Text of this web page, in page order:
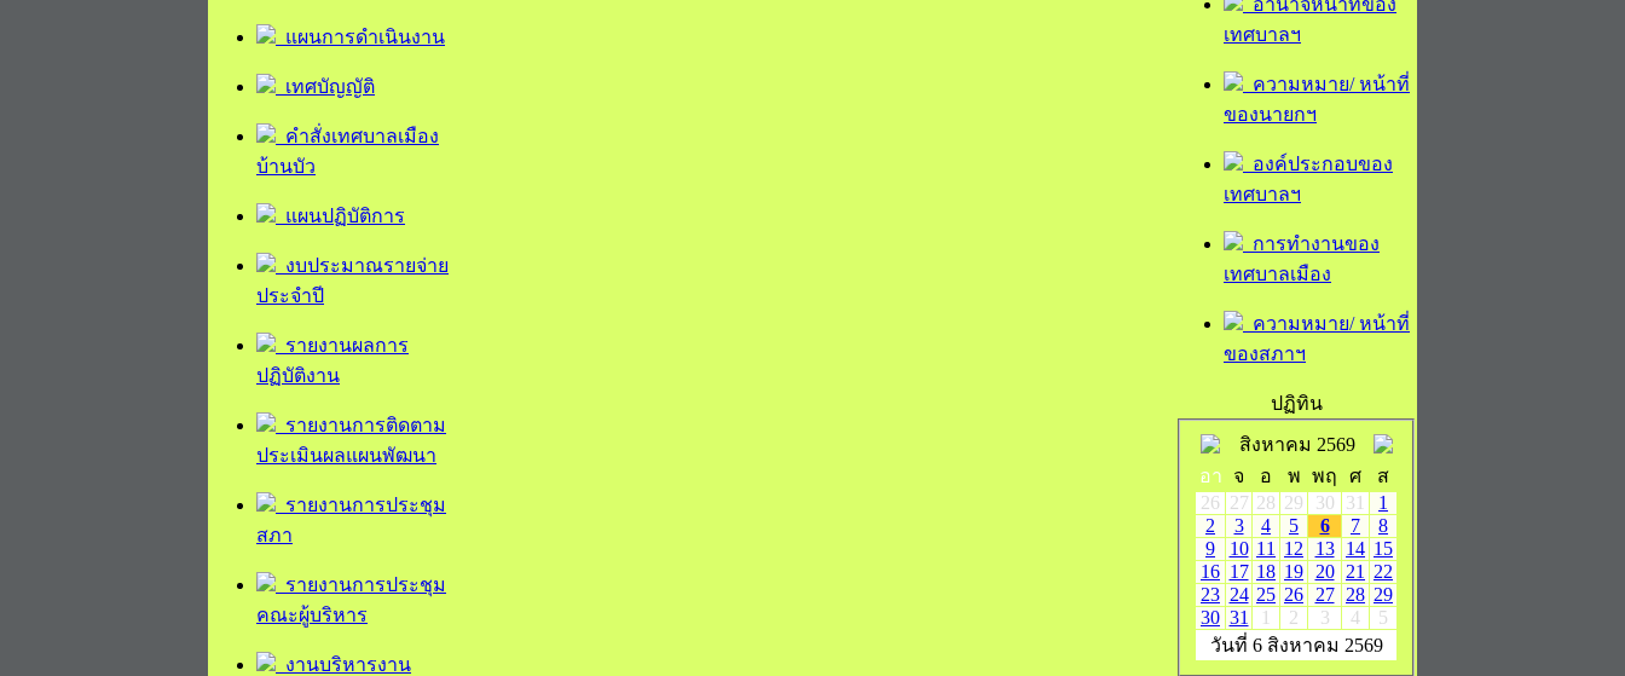
แผนการดำเนินงาน
เทศบัญญัติ
คำสั่งเทศบาลเมือง
บ้านบัว
แผนปฏิบัติการ
งบประมาณรายจ่าย
ประจำปี
รายงานผลการ
ปฏิบัติงาน
รายงานการติดตาม
ประเมินผลแผนพัฒนา
รายงานการประชุม
สภา
รายงานการประชุม
คณะผู้บริหาร
งานบริหารงาน
อำนาจหน้าที่ของ
เทศบาลฯ
ความหมาย/ หน้าที่
ของนายกฯ
องค์ประกอบของ
เทศบาลฯ
การทำงานของ
เทศบาลเมือง
ความหมาย/ หน้าที่
ของสภาฯ
ปฏิทิน
สิงหาคม 2569
อา
จ อ พ พฤ ศ
ส
26 27 28 29 30 31
1
2
3 4 5 6 7
8
9
10 11 12 13 14 15
16 17 18 19 20 21
22
23 24 25 26 27 28 29
30 31 1 2 3 4
5
วันที่ 6 สิงหาคม 2569